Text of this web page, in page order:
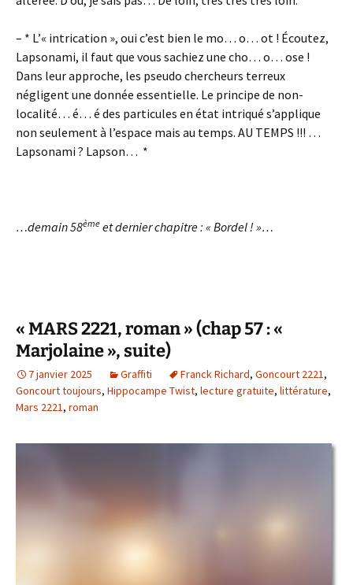
– * L’« intrication », oui c’est bien le mo… o… ot ! Écoutez,
Lapsonami, il faut que vous sachiez une cho… o… ose !
Dans leur approche, les pseudo chercheurs terreux
négligent une donnée essentielle. Le principe de non-
localité… é… é des particules en état intriqué s’applique
non seulement à l’espace mais au temps. AU TEMPS !!! …
Lapsonami ? Lapson… *
…demain 58ème et dernier chapitre : « Bordel ! »…
« MARS 2221, roman » (chap 57 : «
Marjolaine », suite)
7 janvier 2025 Graffiti Franck Richard, Goncourt 2221,
Goncourt toujours, Hippocampe Twist, lecture gratuite, littérature,
Mars 2221, roman